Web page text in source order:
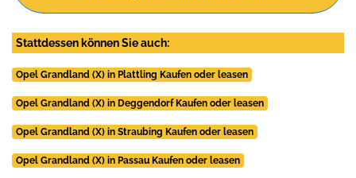
Stattdessen können Sie auch:
Opel Grandland (X) in Plattling Kaufen oder leasen
Opel Grandland (X) in Deggendorf Kaufen oder leasen
Opel Grandland (X) in Straubing Kaufen oder leasen
Opel Grandland (X) in Passau Kaufen oder leasen